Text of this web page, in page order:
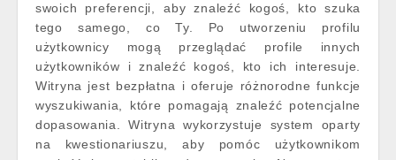
swoich preferencji, aby znaleźć kogoś, kto szuka
tego samego, co Ty. Po utworzeniu profilu
użytkownicy mogą przeglądać profile innych
użytkowników i znaleźć kogoś, kto ich interesuje.
Witryna jest bezpłatna i oferuje różnorodne funkcje
wyszukiwania, które pomagają znaleźć potencjalne
dopasowania. Witryna wykorzystuje system oparty
na kwestionariuszu, aby pomóc użytkownikom